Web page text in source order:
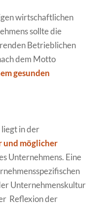
wirtschaftlichen
sollte die
Betrieblichen
dem Motto
gesunden
liegt in der
und möglicher
Unternehmens. Eine
Unternehmenskultur
Reflexion der